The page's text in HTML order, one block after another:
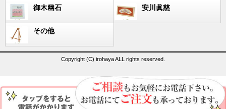
御木幽石 安川眞慈
その他
Copyright (C) irohaya ALL rights reserved.